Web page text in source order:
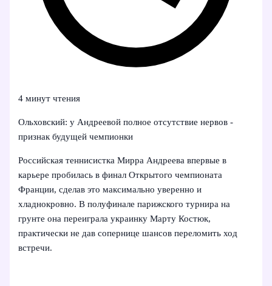
4 минут чтения
Ольховский: у Андреевой полное отсутствие нервов -
признак будущей чемпионки
Российская теннисистка Мирра Андреева впервые в
карьере пробилась в финал Открытого чемпионата
Франции, сделав это максимально уверенно и
хладнокровно. В полуфинале парижского турнира на
грунте она переиграла украинку Марту Костюк,
практически не дав сопернице шансов переломить ход
встречи.